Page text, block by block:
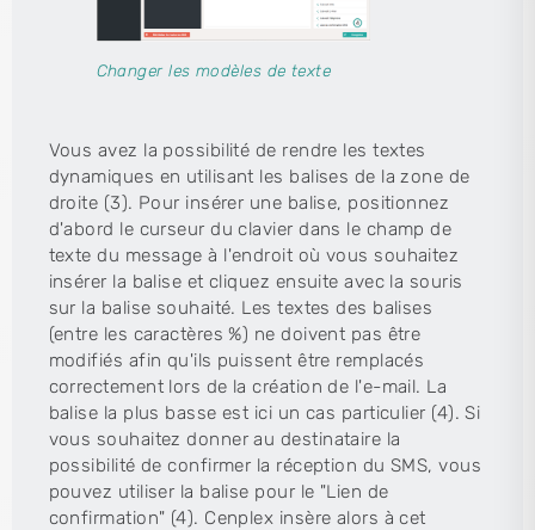
Changer les modèles de texte
Vous avez la possibilité de rendre les textes
dynamiques en utilisant les balises de la zone de
droite (3). Pour insérer une balise, positionnez
d'abord le curseur du clavier dans le champ de
texte du message à l'endroit où vous souhaitez
insérer la balise et cliquez ensuite avec la souris
sur la balise souhaité. Les textes des balises
(entre les caractères %) ne doivent pas être
modifiés afin qu'ils puissent être remplacés
correctement lors de la création de l'e-mail. La
balise la plus basse est ici un cas particulier (4). Si
vous souhaitez donner au destinataire la
possibilité de confirmer la réception du SMS, vous
pouvez utiliser la balise pour le "Lien de
confirmation" (4). Cenplex insère alors à cet